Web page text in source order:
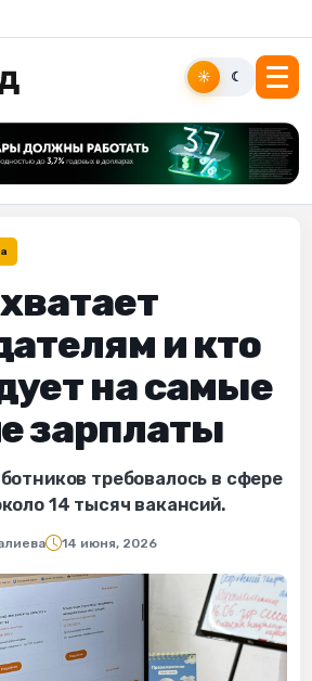
☀ ☾
и кто
на самые
зарплаты
требовалось в сфере
14 тысяч вакансий.
14 июня, 2026